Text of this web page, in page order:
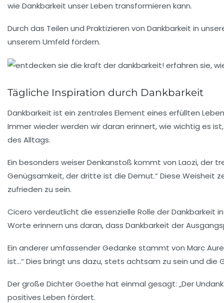
wie Dankbarkeit unser Leben transformieren kann.
Durch das Teilen und Praktizieren von Dankbarkeit in
unserem Umfeld fördern.
Tägliche Inspiration durch Dankbarkeit
Dankbarkeit ist ein zentrales Element eines erfüllten
Immer wieder werden wir daran erinnert, wie wichtig es
des Alltags.
Ein besonders weiser Denkanstoß kommt von Laozi, der
Genügsamkeit, der dritte ist die Demut.“ Diese Weisheit
zufrieden zu sein.
Cicero verdeutlicht die essenzielle Rolle der Dankbarkeit
Worte erinnern uns daran, dass Dankbarkeit der
Ein anderer umfassender Gedanke stammt von Marc
ist…“ Dies bringt uns dazu, stets achtsam zu sein und die
Der große Dichter Goethe hat einmal gesagt: „Der
positives Leben fördert.